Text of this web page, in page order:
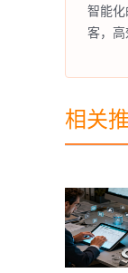
智能
客，高
相关